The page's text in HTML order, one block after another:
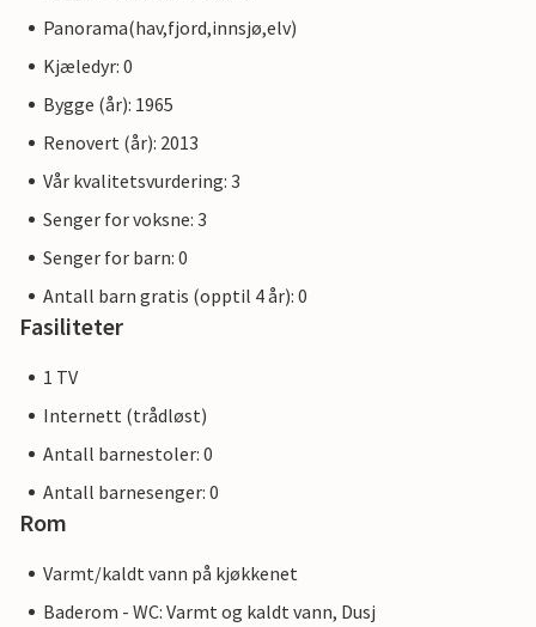
Panorama(hav,fjord,innsjø,elv)
Kjæledyr: 0
Bygge (år): 1965
Renovert (år): 2013
Vår kvalitetsvurdering: 3
Senger for voksne: 3
Senger for barn: 0
Antall barn gratis (opptil 4 år): 0
Fasiliteter
1 TV
Internett (trådløst)
Antall barnestoler: 0
Antall barnesenger: 0
Rom
Varmt/kaldt vann på kjøkkenet
Baderom - WC: Varmt og kaldt vann, Dusj